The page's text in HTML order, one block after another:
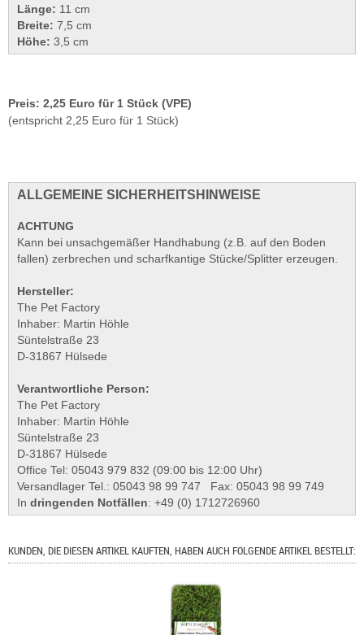
Länge: 11 cm
Breite: 7,5 cm
Höhe: 3,5 cm
Preis: 2,25 Euro für 1 Stück (VPE)
(entspricht 2,25 Euro für 1 Stück)
ALLGEMEINE SICHERHEITSHINWEISE
ACHTUNG
Kann bei unsachgemäßer Handhabung (z.B. auf den Boden
fallen) zerbrechen und scharfkantige Stücke/Splitter erzeugen.
Hersteller:
The Pet Factory
Inhaber: Martin Höhle
Süntelstraße 23
D-31867 Hülsede
Verantwortliche Person:
The Pet Factory
Inhaber: Martin Höhle
Süntelstraße 23
D-31867 Hülsede
Office Tel: 05043 979 832 (09:00 bis 12:00 Uhr)
Versandlager Tel.: 05043 98 99 747 Fax: 05043 98 99 749
In dringenden Notfällen: +49 (0) 1712726960
KUNDEN, DIE DIESEN ARTIKEL KAUFTEN, HABEN AUCH FOLGENDE ARTIKEL BESTELLT: